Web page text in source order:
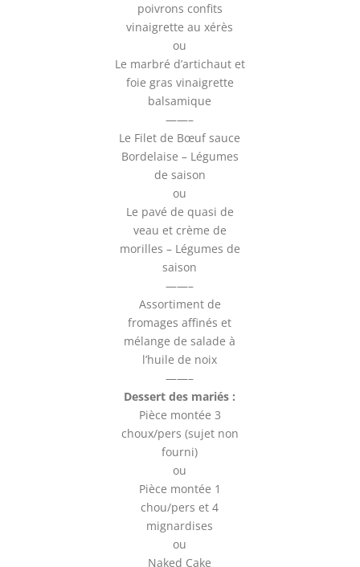
poivrons confits
vinaigrette au xérès
ou
Le marbré d’artichaut et
foie gras vinaigrette
balsamique
——–
Le Filet de Bœuf sauce
Bordelaise – Légumes
de saison
ou
Le pavé de quasi de
veau et crème de
morilles – Légumes de
saison
——–
Assortiment de
fromages affinés et
mélange de salade à
l’huile de noix
——–
Dessert des mariés :
Pièce montée 3
choux/pers (sujet non
fourni)
ou
Pièce montée 1
chou/pers et 4
mignardises
ou
Naked Cake